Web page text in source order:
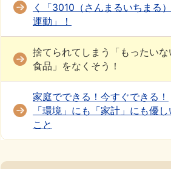
く「3010（さんまるいちまる）
運動」！
捨てられてしまう「もったいな
食品」をなくそう！
家庭でできる！今すぐできる！
「環境」にも「家計」にも優し
こと